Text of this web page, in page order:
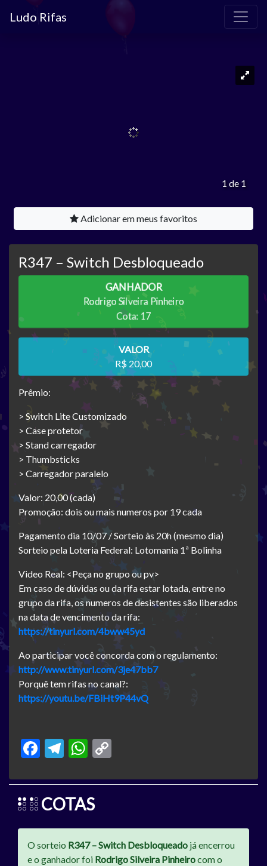
Ludo Rifas
1 de 1
Adicionar em meus favoritos
R347 – Switch Desbloqueado
GANHADOR
Rodrigo Silveira Pinheiro
Cota: 17
VALOR
R$ 20,00
Prêmio:
> Switch Lite Customizado
> Case protetor
> Stand carregador
> Thumbsticks
> Carregador paralelo
Valor: 20,00 (cada)
Promoção: dois ou mais numeros por 19 cada
Pagamento dia 10/07 / Sorteio às 20h (mesmo dia)
Sorteio pela Loteria Federal: Lotomania 1ª Bolinha
Video Real: <Peça no grupo ou pv>
Em caso de dúvidas ou da rifa estar lotada, entre no
grupo da rifa, os numeros de desistentes são liberados
na data de vencimento da rifa:
https://tinyurl.com/4bww45yd
Ao participar você concorda com o regulamento:
http://www.tinyurl.com/3je47bb7
Porquê tem rifas no canal?:
https://youtu.be/FBiHt9P44vQ
Facebook
Telegram
WhatsApp
COTAS
O sorteio R347 – Switch Desbloqueado já encerrou
e o ganhador foi Rodrigo Silveira Pinheirocom o